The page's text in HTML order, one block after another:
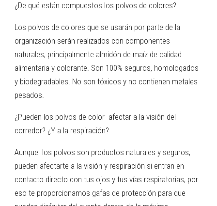
¿De qué están compuestos los polvos de colores?
Los polvos de colores que se usarán por parte de la
organización serán realizados con componentes
naturales, principalmente almidón de maíz de calidad
alimentaria y colorante. Son 100% seguros, homologados
y biodegradables. No son tóxicos y no contienen metales
pesados.
¿Pueden los polvos de color afectar a la visión del
corredor? ¿Y a la respiración?
Aunque los polvos son productos naturales y seguros,
pueden afectarte a la visión y respiración si entran en
contacto directo con tus ojos y tus vías respiratorias, por
eso te proporcionamos gafas de protección para que